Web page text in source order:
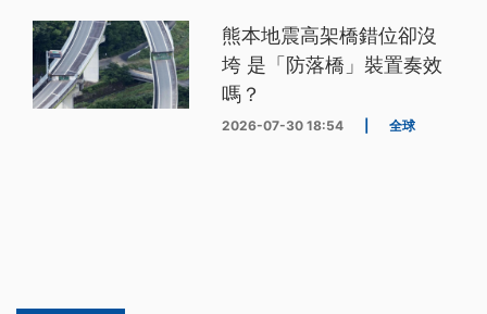
熊本地震高架橋錯位卻沒
垮 是「防落橋」裝置奏效
嗎？
2026-07-30 18:54 全球